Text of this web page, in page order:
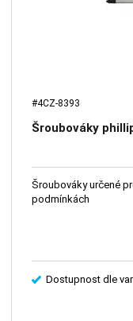
#4CZ-8393
Šroubováky
Šroubováky určené
podmínkách
Dostupnost dle